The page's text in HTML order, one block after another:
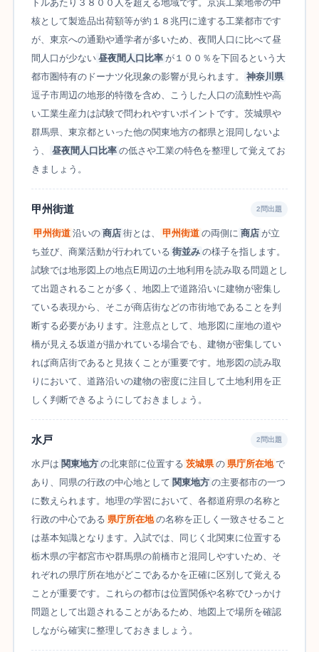
トルあたり３８００人を超える地域です。京浜工業地帯の中
核として製造品出荷額等が約１８兆円に達する工業都市です
が、東京への通勤や通学者が多いため、夜間人口に比べて昼
間人口が少ない 昼夜間人口比率 が１００％を下回るという大
都市圏特有のドーナツ化現象の影響が見られます。
神奈川県
逗子市周辺の地形的特徴を含め、こうした人口の流動性や高
い工業生産力は試験で問われやすいポイントです。茨城県や
群馬県、東京都といった他の関東地方の都県と混同しないよ
う、
昼夜間人口比率 の低さや工業の特色を整理して覚えてお
きましょう。
甲州街道 2問出題
甲州街道 沿いの 商店 街とは、 甲州街道 の両側に 商店 が立
ち並び、商業活動が行われている 街並み の様子を指します。
試験では地形図上の地点E周辺の土地利用を読み取る問題とし
て出題されることが多く、地図上で道路沿いに建物が密集し
ている表現から、そこが商店街などの市街地であることを判
断する必要があります。注意点として、地形図に崖地の道や
橋が見える坂道が描かれている場合でも、建物が密集してい
れば商店街であると見抜くことが重要です。地形図の読み取
りにおいて、道路沿いの建物の密度に注目して土地利用を正
しく判断できるようにしておきましょう。
水戸 2問出題
水戸は 関東地方 の北東部に位置する 茨城県 の 県庁所在地 で
あり、同県の行政の中心地として 関東地方 の主要都市の一つ
に数えられます。地理の学習において、各都道府県の名称と
行政の中心である 県庁所在地 の名称を正しく一致させること
は基本知識となります。入試では、同じく北関東に位置する
栃木県の宇都宮市や群馬県の前橋市と混同しやすいため、そ
れぞれの県庁所在地がどこであるかを正確に区別して覚える
ことが重要です。これらの都市は位置関係や名称でひっかけ
問題として出題されることがあるため、地図上で場所を確認
しながら確実に整理しておきましょう。